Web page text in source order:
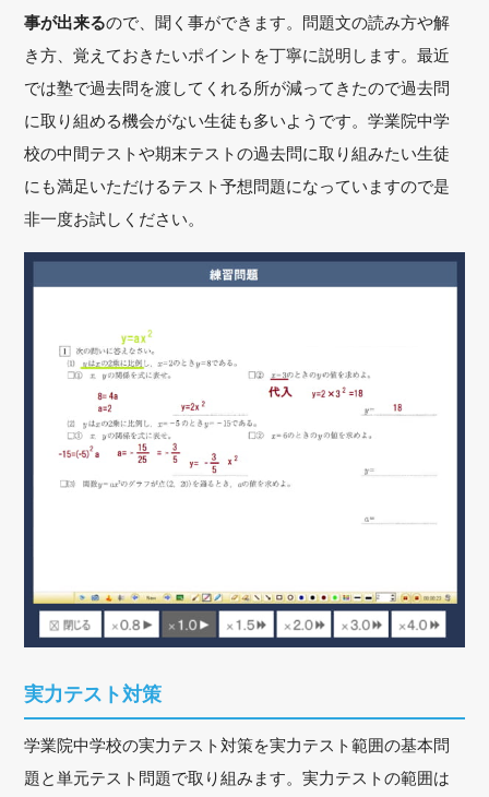
事が出来るので、聞く事ができます。問題文の読み方や解
き方、覚えておきたいポイントを丁寧に説明します。最近
では塾で過去問を渡してくれる所が減ってきたので過去問
に取り組める機会がない生徒も多いようです。学業院中学
校の中間テストや期末テストの過去問に取り組みたい生徒
にも満足いただけるテスト予想問題になっていますので是
非一度お試しください。
実力テスト対策
学業院中学校の実力テスト対策を実力テスト範囲の基本問
題と単元テスト問題で取り組みます。実力テストの範囲は